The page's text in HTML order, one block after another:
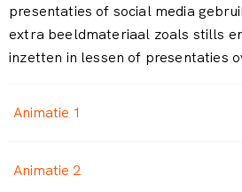
presentaties of social media
extra beeldmateriaal zoals stills
inzetten in lessen of presentaties
Animatie 1
Animatie 2